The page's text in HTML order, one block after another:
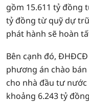
gồm 15.611 tỷ đồng
tỷ đồng từ quỹ dự
phát hành sẽ hoàn
Bên cạnh đó,
phương án chào
cho nhà đầu tư
khoảng 6.243 tỷ